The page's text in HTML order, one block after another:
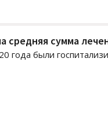
средняя сумма
года были